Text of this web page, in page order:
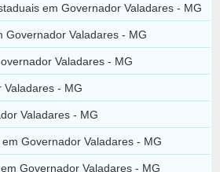
em Governador Valadares - MG
Governador Valadares - MG
Valadares - MG
Valadares - MG
Valadares - MG
Governador Valadares - MG
Governador Valadares - MG